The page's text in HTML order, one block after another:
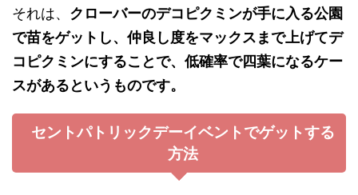
それは、 クローバーのデコピクミンが手に入る公園
で苗をゲットし、仲良し度をマックスまで上げてデ
コピクミンにすることで、低確率で四葉になるケー
スがあるというものです。
セントパトリックデーイベントでゲットする
方法